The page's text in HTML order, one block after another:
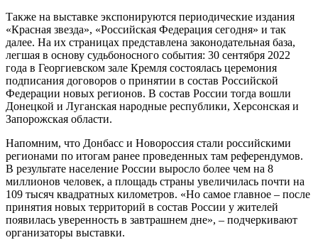
Также на выставке экспонируются периодические издания
«Красная звезда», «Российская Федерация сегодня» и так
далее. На их страницах представлена законодательная база,
легшая в основу судьбоносного события: 30 сентября 2022
года в Георгиевском зале Кремля состоялась церемония
подписания договоров о принятии в состав Российской
Федерации новых регионов. В состав России тогда вошли
Донецкой и Луганская народные республики, Херсонская и
Запорожская области.
Напомним, что Донбасс и Новороссия стали российскими
регионами по итогам ранее проведенных там референдумов.
В результате население России выросло более чем на 8
миллионов человек, а площадь страны увеличилась почти на
109 тысяч квадратных километров. «Но самое главное – после
принятия новых территорий в состав России у жителей
появилась уверенность в завтрашнем дне», – подчеркивают
организаторы выставки.